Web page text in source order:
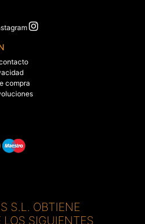
compra
S.L. OBTIENE
LOS SIGUIENTES